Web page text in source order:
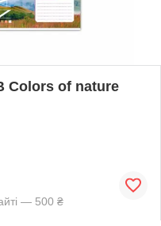
Colors of nature
— 500 ₴